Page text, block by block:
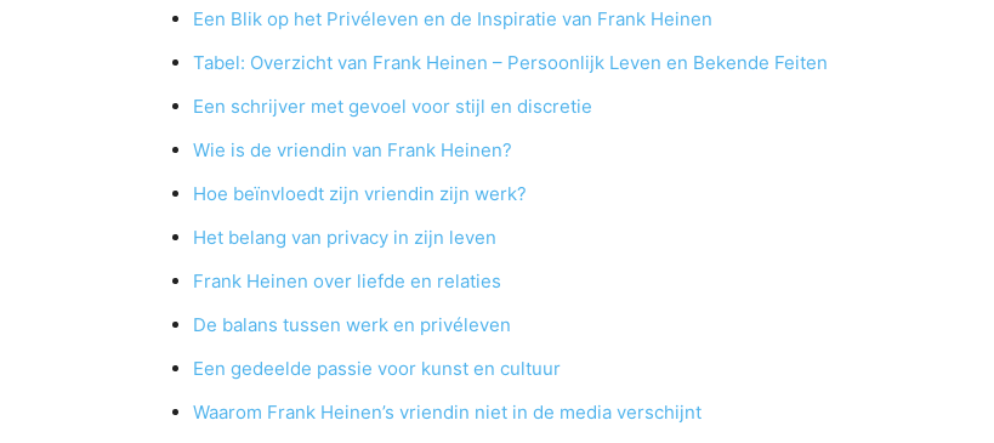
Een Blik op het Privéleven en de Inspiratie van Frank Heinen
Tabel: Overzicht van Frank Heinen – Persoonlijk Leven en Bekende Feiten
Een schrijver met gevoel voor stijl en discretie
Wie is de vriendin van Frank Heinen?
Hoe beïnvloedt zijn vriendin zijn werk?
Het belang van privacy in zijn leven
Frank Heinen over liefde en relaties
De balans tussen werk en privéleven
Een gedeelde passie voor kunst en cultuur
Waarom Frank Heinen’s vriendin niet in de media verschijnt